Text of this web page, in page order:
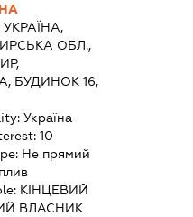
УКРАЇНА,
ОБЛ.,
БУДИНОК 16,
Україна
10
Не прямий
КІНЦЕВИЙ
ВЛАСНИК